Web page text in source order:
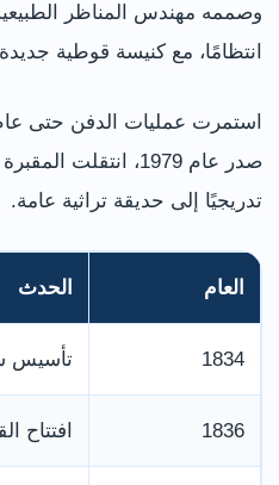
وصممه مهندس المناظر
انتظامًا، مع كنيسة قوطية
صدر عام 1979،
تدريجيًا إلى حديقة تراثية عامة.
العام الحدث
1834 تأسيس شركة
1836 افتتاح